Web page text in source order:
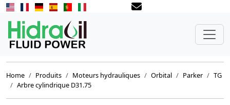
Home Produits Moteurs hydrauliques Orbital Parker
TG
Arbre cylindrique D31.75